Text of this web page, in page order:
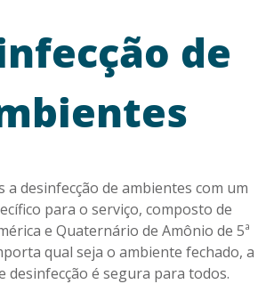
de
a desinfecção de ambientes com um
para o serviço, composto de
e Quaternário de Amônio de 5ª
qual seja o ambiente fechado, a
desinfecção é segura para todos.